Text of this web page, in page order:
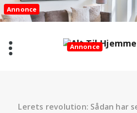
Videre
til
indhold
Annonce
Annonce
Lerets revolution: Sådan har